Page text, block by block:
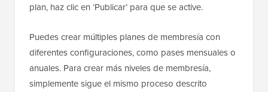
plan, haz clic en ‘Publicar’ para que se active.
Puedes crear múltiples planes de membresía con
diferentes configuraciones, como pases mensuales o
anuales. Para crear más niveles de membresía,
simplemente sigue el mismo proceso descrito